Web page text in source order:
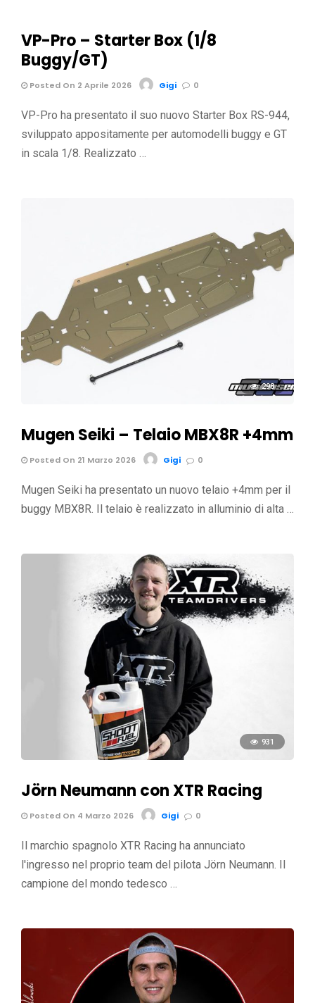
VP-Pro – Starter Box (1/8
Buggy/GT)
Posted On 2 Aprile 2026 Gigi 0
VP-Pro ha presentato il suo nuovo Starter Box RS-944,
sviluppato appositamente per automodelli buggy e GT
in scala 1/8. Realizzato …
298
Mugen Seiki – Telaio MBX8R +4mm
Posted On 21 Marzo 2026 Gigi 0
Mugen Seiki ha presentato un nuovo telaio +4mm per il
buggy MBX8R. Il telaio è realizzato in alluminio di alta …
931
Jörn Neumann con XTR Racing
Posted On 4 Marzo 2026 Gigi 0
Il marchio spagnolo XTR Racing ha annunciato
l'ingresso nel proprio team del pilota Jörn Neumann. Il
campione del mondo tedesco …